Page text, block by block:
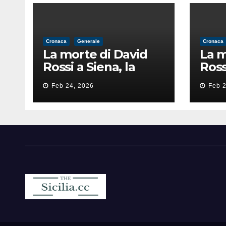
Cronaca Generale
La morte di David
Rossi a Siena, la
perizia lancia la
pista di
un’intimidazione
Feb 24, 2026
Cronaca
La
Feb